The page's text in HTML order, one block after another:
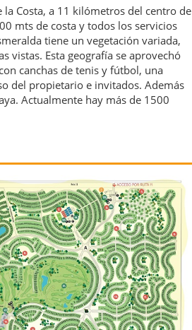
Costa, a 11 kilómetros del centro de
mts de costa y todos los servicios
tiene un vegetación variada,
vistas. Esta geografía se aprovechó
canchas de tenis y fútbol, una
del propietario e invitados. Además
Actualmente hay más de 1500